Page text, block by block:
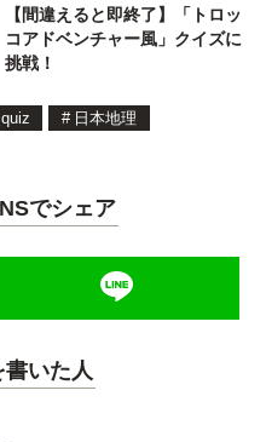
【間違えると即終了】「トロッ
コアドベンチャー風」クイズに
挑戦！
quiz # 日本地理
でシェア
書いた人